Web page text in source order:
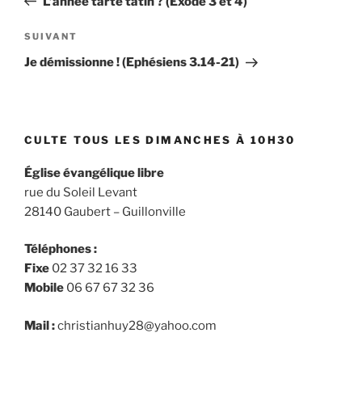
l’article
Article
suivant
SUIVANT
Je démissionne ! (Ephésiens 3.14-21)
CULTE TOUS LES DIMANCHES À 10H30
Église évangélique libre
rue du Soleil Levant
28140 Gaubert – Guillonville
Téléphones :
Fixe 02 37 32 16 33
Mobile 06 67 67 32 36
Mail :christianhuy28@yahoo.com